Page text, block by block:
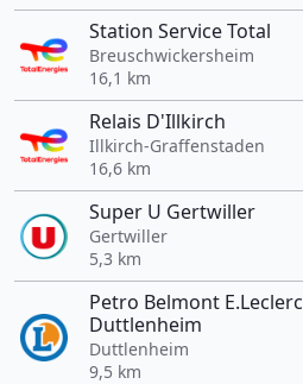
Station Service Total
Breuschwickersheim
16,1 km
Relais D'Illkirch
Illkirch-Graffenstaden
16,6 km
Super U Gertwiller
Gertwiller
5,3 km
Petro Belmont E.Leclerc
Duttlenheim
Duttlenheim
9,5 km